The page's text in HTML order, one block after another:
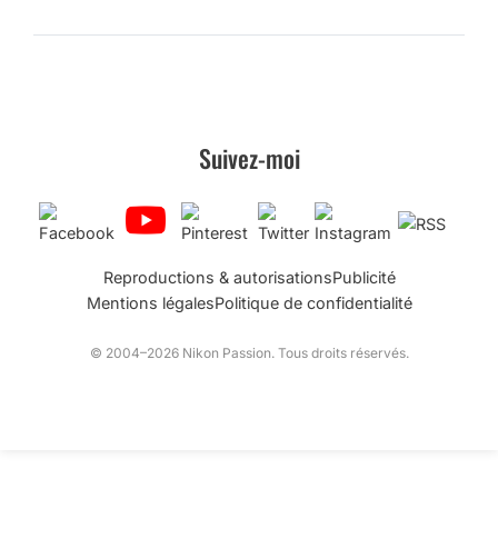
Suivez-moi
Reproductions & autorisationsPublicité
Mentions légalesPolitique de confidentialité
© 2004–2026 Nikon Passion. Tous droits réservés.